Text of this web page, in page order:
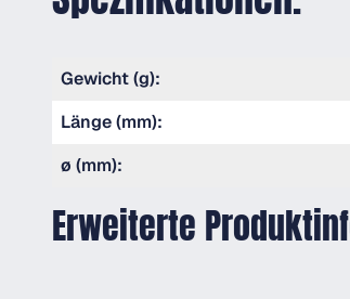
Gewicht (g):
Länge (mm):
ø (mm):
Erweiterte